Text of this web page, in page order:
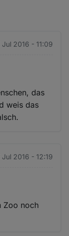
Jul 2016 - 11:09
das
weis das
Jul 2016 - 12:19
Zoo noch